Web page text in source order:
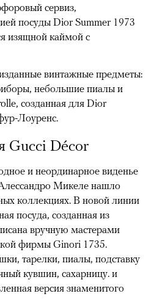
сервиз,
посуды Dior Summer 1973
изящной каймой с
винтажные предметы:
небольшие пиалы и
созданная для Dior
Лоуренс.
Gucci Décor
и неординарное виденье
Микеле нашло
коллекциях. В новой линии
посуда, созданная из
вручную мастерами
фирмы Ginori 1735.
тарелки, пиалы, подставку
кувшин, сахарницу. и
версия знаменитого